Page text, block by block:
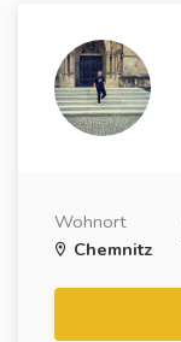
Wohnort
Chemnitz